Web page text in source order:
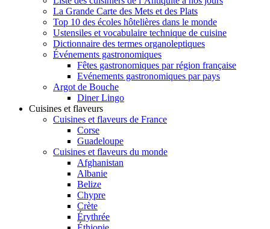
La Grande Carte des Mets et des Plats
Top 10 des écoles hôtelières dans le monde
Ustensiles et vocabulaire technique de cuisine
Dictionnaire des termes organoleptiques
Événements gastronomiques
Fêtes gastronomiques par région française
Evénements gastronomiques par pays
Argot de Bouche
Diner Lingo
Cuisines et flaveurs
Cuisines et flaveurs de France
Corse
Guadeloupe
Cuisines et flaveurs du monde
Afghanistan
Albanie
Belize
Chypre
Crète
Érythrée